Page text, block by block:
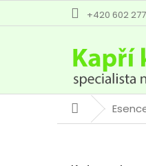
+420 602 277
Domů